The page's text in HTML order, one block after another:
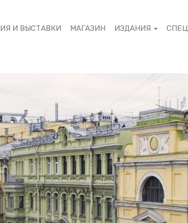
И ВЫСТАВКИ МАГАЗИН ИЗДАНИЯ